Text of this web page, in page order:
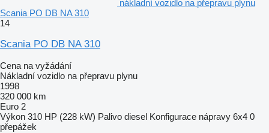
nákladní vozidlo na přepravu plynu
Scania PO DB NA 310
14
Scania PO DB NA 310
Cena na vyžádání
Nákladní vozidlo na přepravu plynu
1998
320 000 km
Euro 2
Výkon 310 HP (228 kW) Palivo diesel Konfigurace nápravy 6x4 0
přepážek